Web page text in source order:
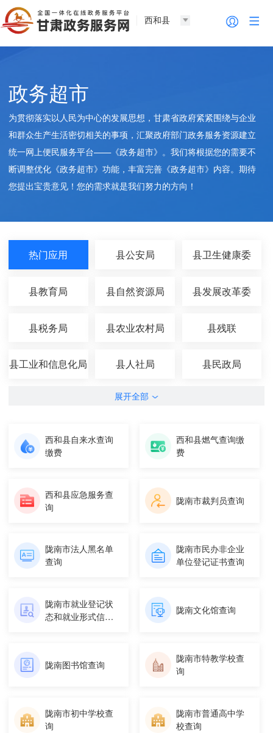
西和县
政务超市
为贯彻落实以人民为中心的发展思想，甘肃省政府紧紧围绕与企业
和群众生产生活密切相关的事项，汇聚政府部门政务服务资源建立
统一网上便民服务平台——《政务超市》。我们将根据您的需要不
断调整优化《政务超市》功能，丰富完善《政务超市》内容。期待
您提出宝贵意见！您的需求就是我们努力的方向！
热门应用 县公安局 县卫生健康委
县教育局 县自然资源局 县发展改革委
县税务局 县农业农村局 县残联
县工业和信息化局 县人社局 县民政局
展开全部
西和县自来水查询
缴费
西和县燃气查询缴
费
西和县应急服务查
询
陇南市裁判员查询
陇南市法人黑名单
查询
陇南市民办非企业
单位登记证书查询
陇南市就业登记状
态和就业形式信息
陇南文化馆查询
陇南图书馆查询
陇南市特教学校查
询
陇南市初中学校查
询
陇南市普通高中学
校查询